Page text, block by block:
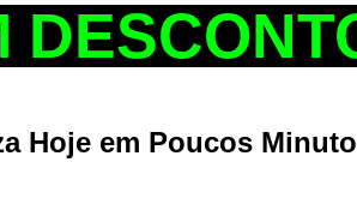
Hoje em Poucos